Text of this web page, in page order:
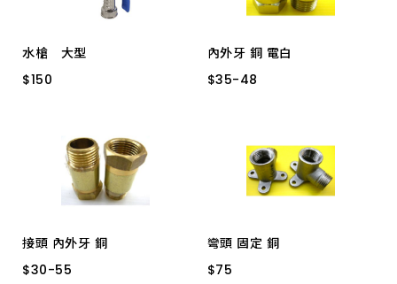
水槍 大型
$150
$150
內外牙 銅 電白
$35-48
$35-48
35MM 5036-35C
30MM 5036-30C
接頭 內外牙 銅
$30-55
$30-55
彎頭 固定 銅
$75
$75